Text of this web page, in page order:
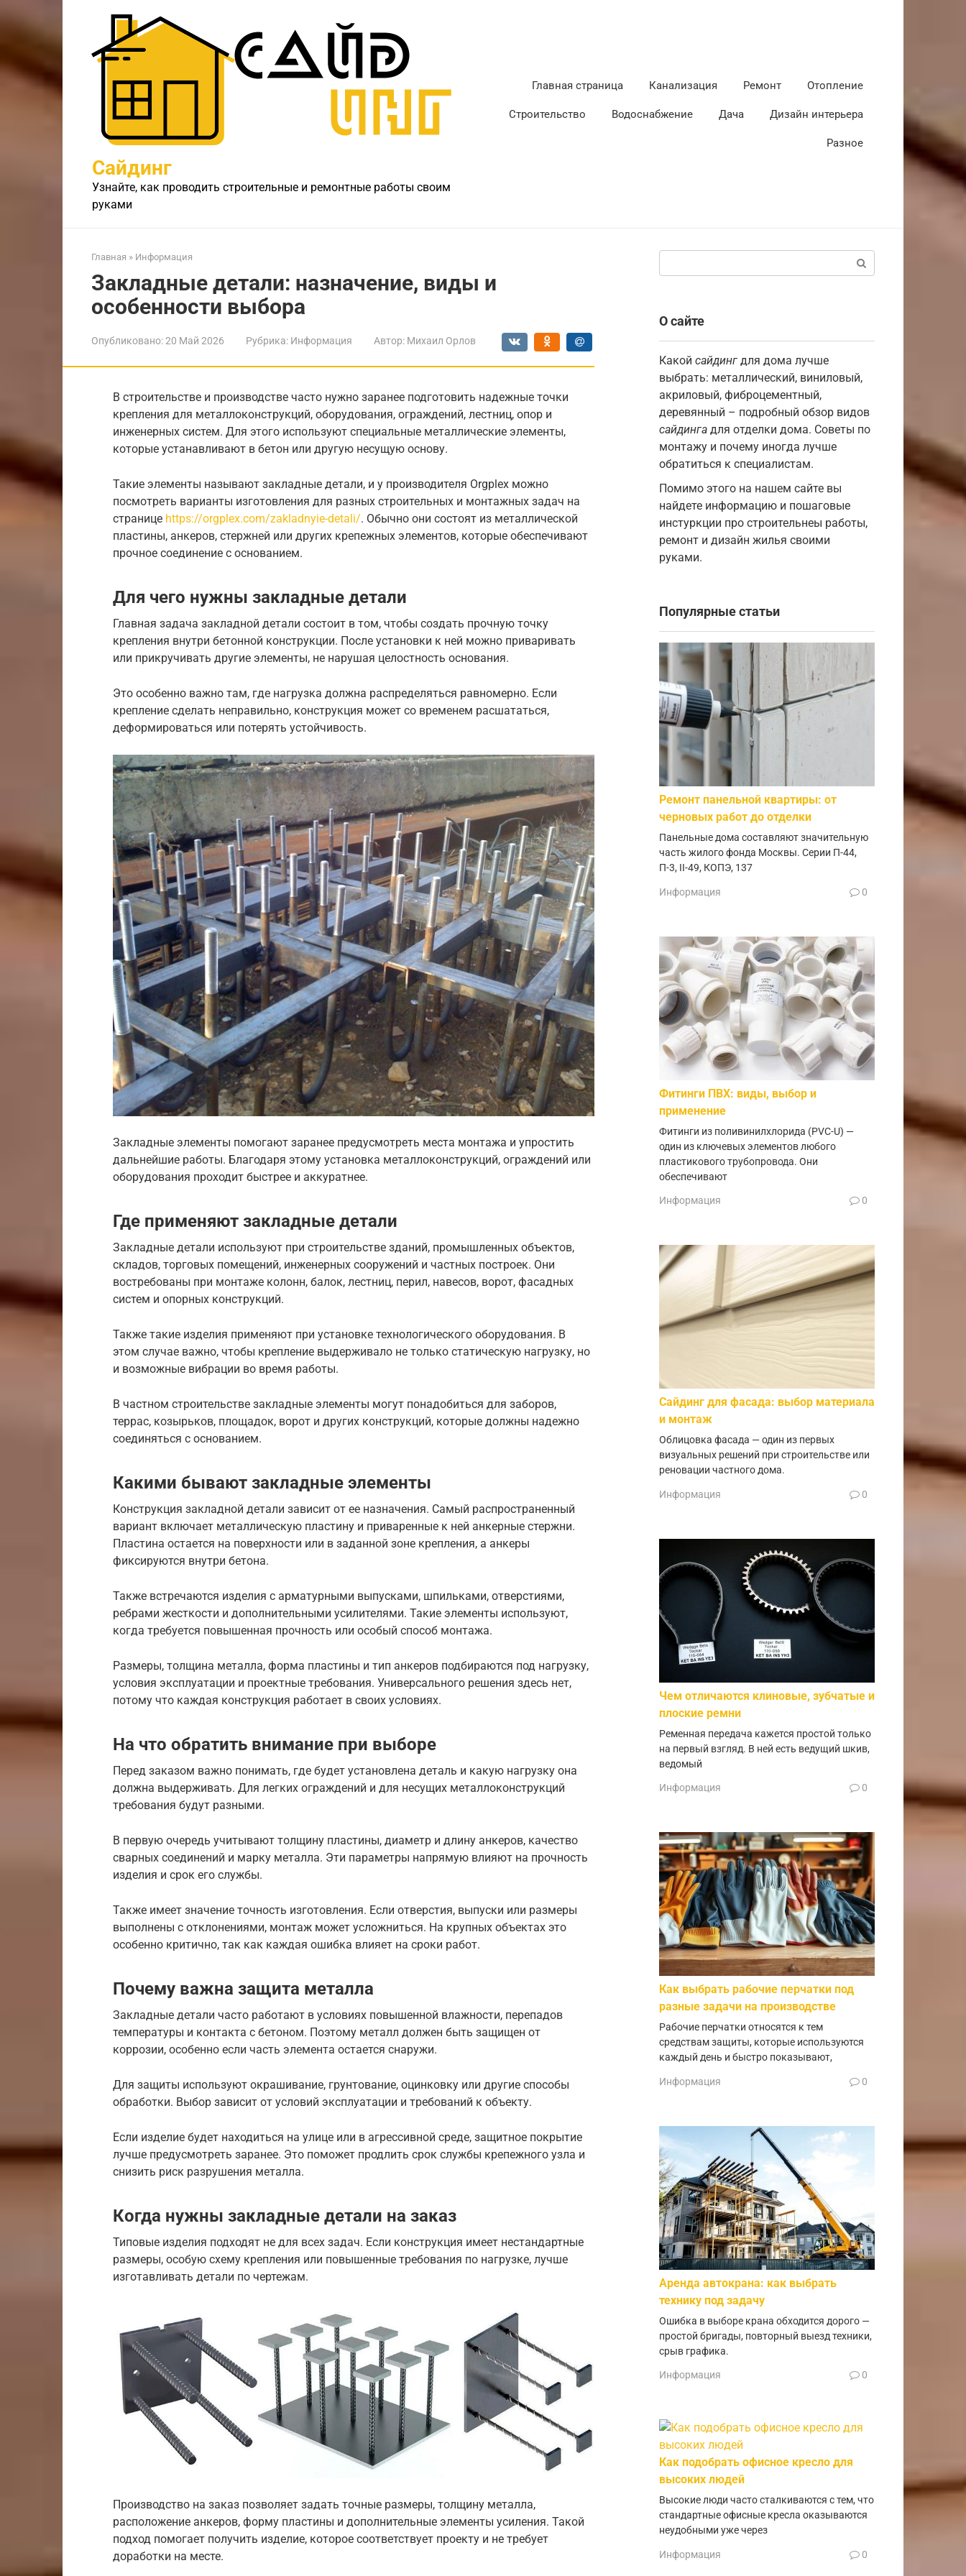
контенту
Сайдинг
Узнайте, как проводить строительные и ремонтные работы своим
руками
Главная страница Канализация Ремонт Отопление
Строительство Водоснабжение Дача Дизайн интерьера
Разное
Главная » Информация
Закладные детали: назначение, виды и
особенности выбора
Опубликовано:20 Май 2026 Рубрика: Информация Автор: Михаил Орлов
В строительстве и производстве часто нужно заранее подготовить надежные точки
крепления для металлоконструкций, оборудования, ограждений, лестниц, опор и
инженерных систем. Для этого используют специальные металлические элементы,
которые устанавливают в бетон или другую несущую основу.
Такие элементы называют закладные детали, и у производителя Orgplex можно
посмотреть варианты изготовления для разных строительных и монтажных задач на
странице https://orgplex.com/zakladnyie-detali/. Обычно они состоят из металлической
пластины, анкеров, стержней или других крепежных элементов, которые обеспечивают
прочное соединение с основанием.
Для чего нужны закладные детали
Главная задача закладной детали состоит в том, чтобы создать прочную точку
крепления внутри бетонной конструкции. После установки к ней можно приваривать
или прикручивать другие элементы, не нарушая целостность основания.
Это особенно важно там, где нагрузка должна распределяться равномерно. Если
крепление сделать неправильно, конструкция может со временем расшататься,
деформироваться или потерять устойчивость.
Закладные элементы помогают заранее предусмотреть места монтажа и упростить
дальнейшие работы. Благодаря этому установка металлоконструкций, ограждений или
оборудования проходит быстрее и аккуратнее.
Где применяют закладные детали
Закладные детали используют при строительстве зданий, промышленных объектов,
складов, торговых помещений, инженерных сооружений и частных построек. Они
востребованы при монтаже колонн, балок, лестниц, перил, навесов, ворот, фасадных
систем и опорных конструкций.
Также такие изделия применяют при установке технологического оборудования. В
этом случае важно, чтобы крепление выдерживало не только статическую нагрузку, но
и возможные вибрации во время работы.
В частном строительстве закладные элементы могут понадобиться для заборов,
террас, козырьков, площадок, ворот и других конструкций, которые должны надежно
соединяться с основанием.
Какими бывают закладные элементы
Конструкция закладной детали зависит от ее назначения. Самый распространенный
вариант включает металлическую пластину и приваренные к ней анкерные стержни.
Пластина остается на поверхности или в заданной зоне крепления, а анкеры
фиксируются внутри бетона.
Также встречаются изделия с арматурными выпусками, шпильками, отверстиями,
ребрами жесткости и дополнительными усилителями. Такие элементы используют,
когда требуется повышенная прочность или особый способ монтажа.
Размеры, толщина металла, форма пластины и тип анкеров подбираются под нагрузку,
условия эксплуатации и проектные требования. Универсального решения здесь нет,
потому что каждая конструкция работает в своих условиях.
На что обратить внимание при выборе
Перед заказом важно понимать, где будет установлена деталь и какую нагрузку она
должна выдерживать. Для легких ограждений и для несущих металлоконструкций
требования будут разными.
В первую очередь учитывают толщину пластины, диаметр и длину анкеров, качество
сварных соединений и марку металла. Эти параметры напрямую влияют на прочность
изделия и срок его службы.
Также имеет значение точность изготовления. Если отверстия, выпуски или размеры
выполнены с отклонениями, монтаж может усложниться. На крупных объектах это
особенно критично, так как каждая ошибка влияет на сроки работ.
Почему важна защита металла
Закладные детали часто работают в условиях повышенной влажности, перепадов
температуры и контакта с бетоном. Поэтому металл должен быть защищен от
коррозии, особенно если часть элемента остается снаружи.
Для защиты используют окрашивание, грунтование, оцинковку или другие способы
обработки. Выбор зависит от условий эксплуатации и требований к объекту.
Если изделие будет находиться на улице или в агрессивной среде, защитное покрытие
лучше предусмотреть заранее. Это поможет продлить срок службы крепежного узла и
снизить риск разрушения металла.
Когда нужны закладные детали на заказ
Типовые изделия подходят не для всех задач. Если конструкция имеет нестандартные
размеры, особую схему крепления или повышенные требования по нагрузке, лучше
изготавливать детали по чертежам.
Производство на заказ позволяет задать точные размеры, толщину металла,
расположение анкеров, форму пластины и дополнительные элементы усиления. Такой
подход помогает получить изделие, которое соответствует проекту и не требует
доработки на месте.
О сайте
Какой сайдинг для дома лучше
выбрать: металлический, виниловый,
акриловый, фиброцементный,
деревянный – подробный обзор видов
сайдинга для отделки дома. Советы по
монтажу и почему иногда лучше
обратиться к специалистам.
Помимо этого на нашем сайте вы
найдете информацию и пошаговые
инстуркции про строительнеы работы,
ремонт и дизайн жилья своими
руками.
Популярные статьи
Ремонт панельной квартиры: от
черновых работ до отделки
Панельные дома составляют значительную
часть жилого фонда Москвы. Серии П-44,
П-3, II-49, КОПЭ, 137
Информация 0
Фитинги ПВХ: виды, выбор и
применение
Фитинги из поливинилхлорида (PVC-U) —
один из ключевых элементов любого
пластикового трубопровода. Они
обеспечивают
Информация 0
Сайдинг для фасада: выбор материала
и монтаж
Облицовка фасада — один из первых
визуальных решений при строительстве или
реновации частного дома.
Информация 0
Чем отличаются клиновые, зубчатые и
плоские ремни
Ременная передача кажется простой только
на первый взгляд. В ней есть ведущий шкив,
ведомый
Информация 0
Как выбрать рабочие перчатки под
разные задачи на производстве
Рабочие перчатки относятся к тем
средствам защиты, которые используются
каждый день и быстро показывают,
Информация 0
Аренда автокрана: как выбрать
технику под задачу
Ошибка в выборе крана обходится дорого —
простой бригады, повторный выезд техники,
срыв графика.
Информация 0
Как подобрать офисное кресло для
высоких людей
Высокие люди часто сталкиваются с тем, что
стандартные офисные кресла оказываются
неудобными уже через
Информация 0